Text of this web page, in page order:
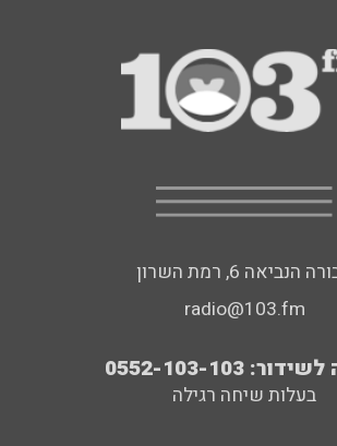
הנביאה 6, רמת השרון
radio@103.fm
0552-103-103
בעלות שיחה רגילה